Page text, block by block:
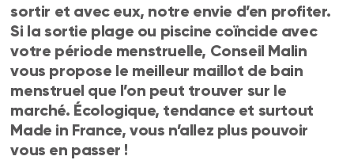
sortir et avec eux, notre envie d’en profiter.
Si la sortie plage ou piscine coïncide avec
votre période menstruelle, Conseil Malin
vous propose le meilleur maillot de bain
menstruel que l’on peut trouver sur le
marché. Écologique, tendance et surtout
Made in France, vous n’allez plus pouvoir
vous en passer !